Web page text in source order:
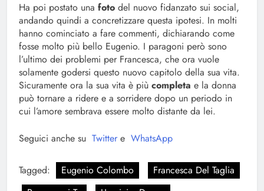
Ha poi postato una foto del nuovo fidanzato sui social,
andando quindi a concretizzare questa ipotesi. In molti
hanno cominciato a fare commenti, dichiarando come
fosse molto più bello Eugenio. I paragoni però sono
l’ultimo dei problemi per Francesca, che ora vuole
solamente godersi questo nuovo capitolo della sua vita.
Sicuramente ora la sua vita è più completa e la donna
può tornare a ridere e a sorridere dopo un periodo in
cui l’amore sembrava essere molto distante da lei.
Seguici anche su Twitter e WhatsApp
Tagged: Eugenio Colombo
Francesca Del Taglia